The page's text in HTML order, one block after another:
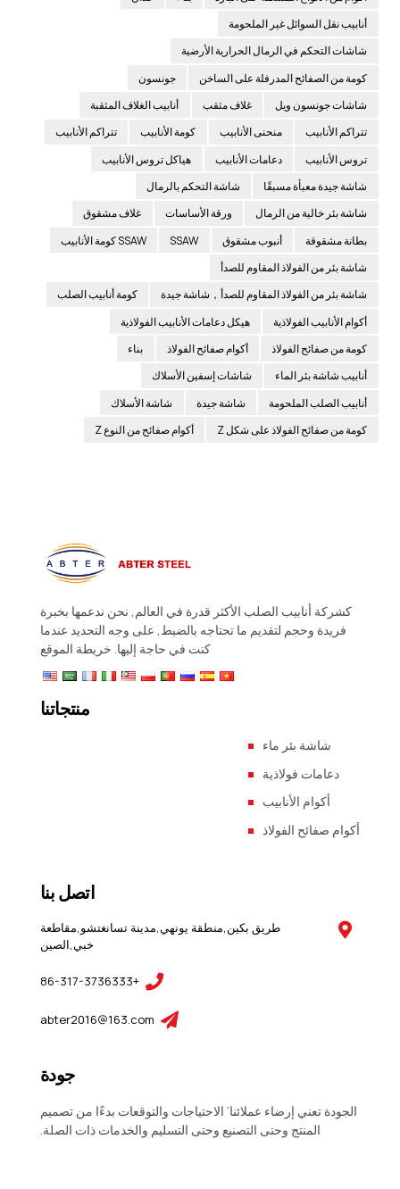
أنابيب نقل السوائل غير الملحومة
شاشات التحكم في الرمال الحرارية الأرضية
كومة من الصفائح المدرفلة على الساخن
جونسون
شاشات جونسون ويل
غلاف مثقب
أنابيب الغلاف المثقبة
تتراكم الأنابيب
منحنى الأنابيب كومة الأنابيب
تتراكم الأنابيب
تروس الأنابيب
دعامات الأنابيب
هياكل تروس الأنابيب
شاشة جيدة معبأة مسبقًا
شاشة التحكم بالرمال
شاشة بئر خالية من الرمال
ورقة الأساسات
غلاف مشقوق
بطانة مشقوقة
أنبوب مشقوق SSAW
SSAW كومة الأنابيب
شاشة بئر من الفولاذ المقاوم للصدأ
شاشة بئر من الفولاذ المقاوم للصدأ，شاشة جيدة
كومة أنابيب الصلب
أكوام الأنابيب الفولاذية
هيكل دعامات الأنابيب الفولاذية
كومة من صفائح الفولاذ
أكوام صفائح الفولاذ
بناء
أنابيب شاشة بئر الماء
شاشات إسفين الأسلاك
أنابيب الصلب الملحومة
شاشة جيدة
شاشة الأسلاك
كومة من صفائح الفولاذ على شكل Z
أكوام صفائح من النوع Z
كشركة أنابيب الصلب الأكثر قدرة في العالم, نحن ندعمها بخبرة
فريدة وحجم لتقديم ما تحتاجه بالضبط, على وجه التحديد عندما
كنت في حاجة إليها. خريطة الموقع
منتجاتنا
شاشة بئر ماء
دعامات فولاذية
أكوام الأنابيب
أكوام صفائح الفولاذ
اتصل بنا
طريق بكين,منطقة يونهي,مدينة تسانغتشو,مقاطعة
خبي,الصين
+86-317-3736333
abter2016@163.com
جودة
الجودة تعني إرضاء عملائنا’ الاحتياجات والتوقعات بدءًا من تصميم
المنتج وحتى التصنيع وحتى التسليم والخدمات ذات الصلة.